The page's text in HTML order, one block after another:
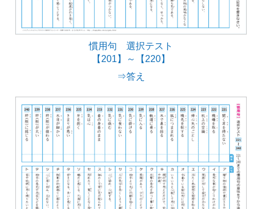
慣用句 選択テスト
【201】～【220】
⇒答え